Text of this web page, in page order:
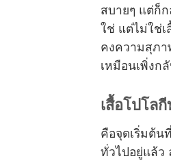
สบายๆ แต่ก็
ใช่ แต่ไม่ใช่
คงความสุภา
เหมือนเพิ่งก
เสื้อโปโล
คือจุดเริ่มต้น
ทั่วไปอยู่แล้ว